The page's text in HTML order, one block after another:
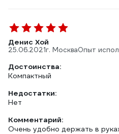
Денис Хой
25.06.2021г. МоскваОпыт
Достоинства:
Компактный
Недостатки:
Нет
Комментарий:
Очень удобно держать в